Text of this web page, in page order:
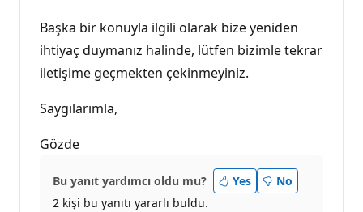
Başka bir konuyla ilgili olarak bize yeniden
ihtiyaç duymanız halinde, lütfen bizimle tekrar
iletişime geçmekten çekinmeyiniz.
Saygılarımla,
Gözde
Bu yanıt yardımcı oldu mu? Yes
No
2 kişi bu yanıtı yararlı buldu.